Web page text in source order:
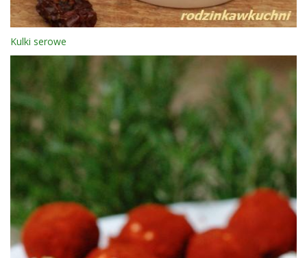
Kulki serowe